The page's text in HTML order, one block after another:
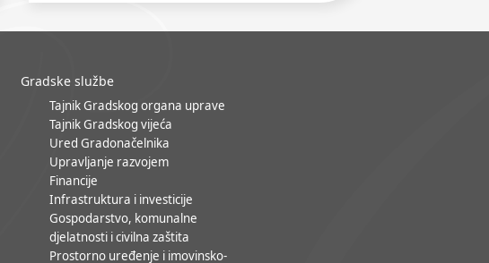
Gradske službe
Tajnik Gradskog organa uprave
Tajnik Gradskog vijeća
Ured Gradonačelnika
Upravljanje razvojem
Financije
Infrastruktura i investicije
Gospodarstvo, komunalne
djelatnosti i civilna zaštita
Prostorno uređenje i imovinsko-